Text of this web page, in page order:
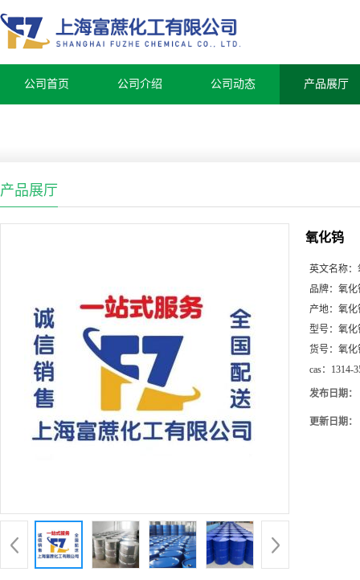
公司首页 公司介绍 公司动态 产品展厅
产品展厅
氧化钨
英文名称：
品牌： 氧化
产地： 氧化
型号： 氧化
货号： 氧化
cas： 1314-
发布日期：
更新日期：